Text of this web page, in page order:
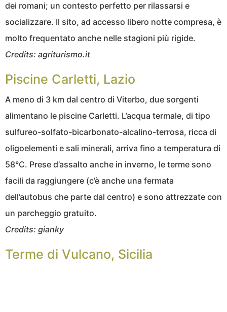
dei romani; un contesto perfetto per rilassarsi e
socializzare. Il sito, ad accesso libero notte compresa, è
molto frequentato anche nelle stagioni più rigide.
Credits: agriturismo.it
Piscine Carletti, Lazio
A meno di 3 km dal centro di Viterbo, due sorgenti
alimentano le piscine Carletti. L’acqua termale, di tipo
sulfureo-solfato-bicarbonato-alcalino-terrosa, ricca di
oligoelementi e sali minerali, arriva fino a temperatura di
58°C. Prese d’assalto anche in inverno, le terme sono
facili da raggiungere (c’è anche una fermata
dell’autobus che parte dal centro) e sono attrezzate con
un parcheggio gratuito.
Credits: gianky
Terme di Vulcano, Sicilia